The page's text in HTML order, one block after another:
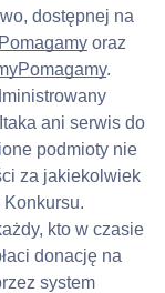
dostępnej na
oraz
.
ani serwis do
podmioty nie
za jakiekolwiek
kto w czasie
donację na
system